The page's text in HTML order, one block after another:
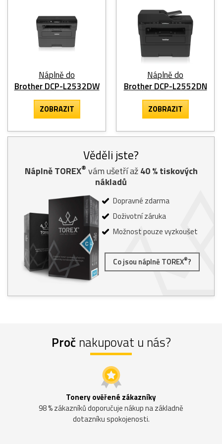
Náplně do
Brother DCP-L2532DW
ZOBRAZIT
Náplně do
Brother DCP-L2552DN
ZOBRAZIT
Věděli jste?
Náplně TOREX® vám ušetří až40% tiskových
nákladů
Dopravné zdarma
Doživotní záruka
Možnost pouze vyzkoušet
Co jsou náplně TOREX®?
Proč nakupovat u nás?
Tonery ověřené zákazníky
98 % zákazníků doporučuje nákup na základně
dotazníku spokojenosti.